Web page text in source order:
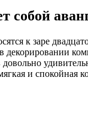
собой
к заре
декорировании
и спокойная